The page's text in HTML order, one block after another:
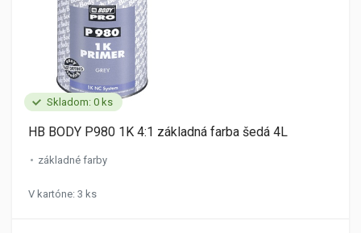
Skladom: 0 ks
HB BODY P980 1K 4:1 základná farba šedá 4L
základné farby
V kartóne: 3 ks